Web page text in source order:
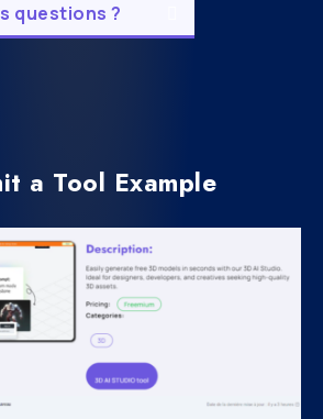
questions ?
a Tool Example